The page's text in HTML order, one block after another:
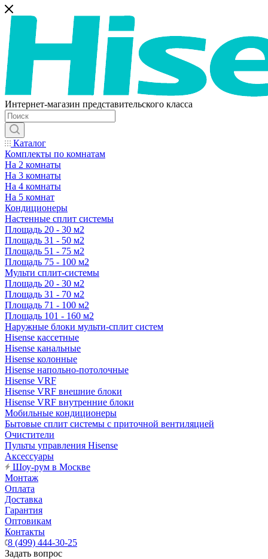
Интернет-магазин представительского класса
Каталог
Комплекты по комнатам
На 2 комнаты
На 3 комнаты
На 4 комнаты
На 5 комнат
Кондиционеры
Настенные сплит системы
Площадь 20 - 30 м2
Площадь 31 - 50 м2
Площадь 51 - 75 м2
Площадь 75 - 100 м2
Мульти сплит-системы
Площадь 20 - 30 м2
Площадь 31 - 70 м2
Площадь 71 - 100 м2
Площадь 101 - 160 м2
Наружные блоки мульти-сплит систем
Hisense кассетные
Hisense канальные
Hisense колонные
Hisense напольно-потолочные
Hisense VRF
Hisense VRF внешние блоки
Hisense VRF внутренние блоки
Мобильные кондиционеры
Бытовые сплит системы с приточной вентиляцией
Очистители
Пульты управления Hisense
Аксессуары
Шоу-рум в Москве
Монтаж
Оплата
Доставка
Гарантия
Оптовикам
Контакты
8 (499) 444-30-25
Задать вопрос